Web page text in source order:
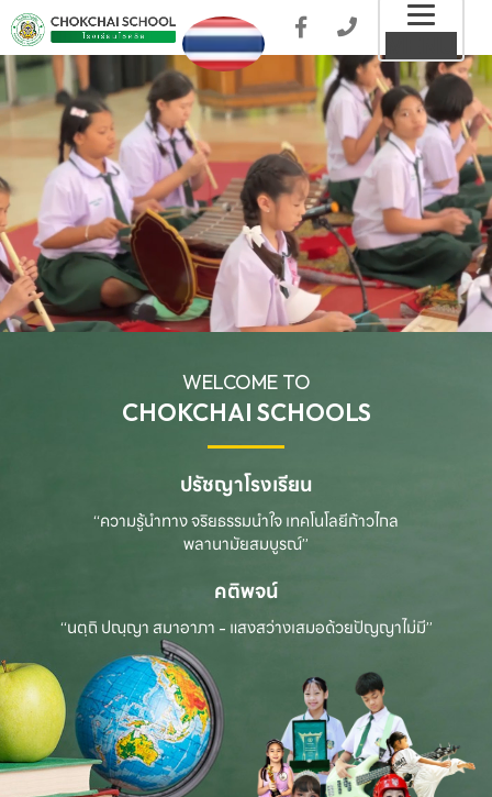
WELCOME TO
CHOKCHAI SCHOOLS
ปรัชญาโรงเรียน
“ความรู้นำทาง จริยธรรมนำใจ เทคโนโลยีก้าวไกล
พลานามัยสมบูรณ์”
คติพจน์
“นตฺถิ ปณฺญา สมาอาภา - แสงสว่างเสมอด้วยปัญญาไม่มี”